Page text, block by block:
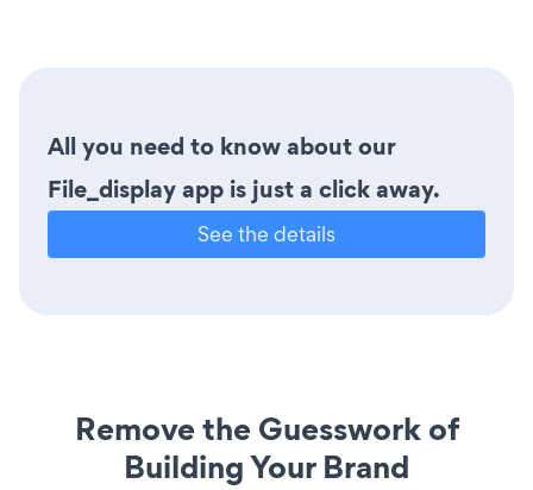
All you need to know about our
File_display app is just a click away.
See the details
Remove the Guesswork of
Building Your Brand